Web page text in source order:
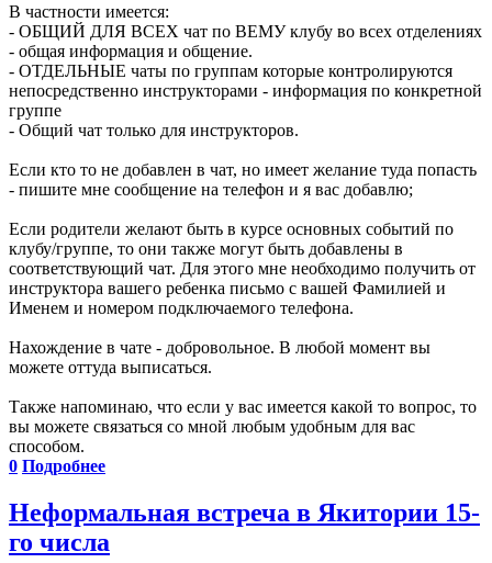
В частности имеется:
- ОБЩИЙ ДЛЯ ВСЕХ чат по ВЕМУ клубу во всех отделениях
- общая информация и общение.
- ОТДЕЛЬНЫЕ чаты по группам которые контролируются
непосредственно инструкторами - информация по конкретной
группе
- Общий чат только для инструкторов.
Если кто то не добавлен в чат, но имеет желание туда попасть
- пишите мне сообщение на телефон и я вас добавлю;
Если родители желают быть в курсе основных событий по
клубу/группе, то они также могут быть добавлены в
соответствующий чат. Для этого мне необходимо получить от
инструктора вашего ребенка письмо с вашей Фамилией и
Именем и номером подключаемого телефона.
Нахождение в чате - добровольное. В любой момент вы
можете оттуда выписаться.
Также напоминаю, что если у вас имеется какой то вопрос, то
вы можете связаться со мной любым удобным для вас
способом.
0 Подробнее
Неформальная встреча в Якитории 15-
го числа